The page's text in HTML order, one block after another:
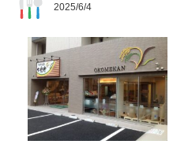
2025/6/4